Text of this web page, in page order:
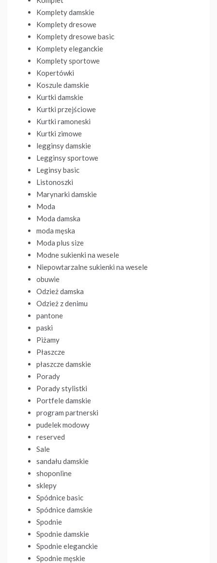
Komplety damskie
Komplety dresowe
Komplety dresowe basic
Komplety eleganckie
Komplety sportowe
Kopertówki
Koszule damskie
Kurtki damskie
Kurtki przejściowe
Kurtki ramoneski
Kurtki zimowe
legginsy damskie
Legginsy sportowe
Leginsy basic
Listonoszki
Marynarki damskie
Moda
Moda damska
moda męska
Moda plus size
Modne sukienki na wesele
Niepowtarzalne sukienki na wesele
obuwie
Odzież damska
Odzież z denimu
pantone
paski
Piżamy
Płaszcze
płaszcze damskie
Porady
Porady stylistki
Portfele damskie
program partnerski
pudelek modowy
reserved
Sale
sandału damskie
shoponline
sklepy
Spódnice basic
Spódnice damskie
Spodnie
Spodnie damskie
Spodnie eleganckie
Spodnie męskie